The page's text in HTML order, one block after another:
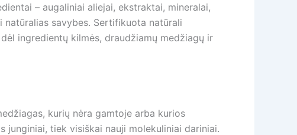
– augaliniai aliejai, ekstraktai, mineralai,
savybes. Sertifikuota natūrali
ingredientų kilmės, draudžiamų medžiagų ir
kurių nėra gamtoje arba kurios
tiek visiškai nauji molekuliniai dariniai.